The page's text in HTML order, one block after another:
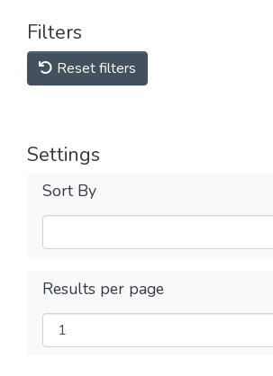
Filters
Reset filters
Settings
Sort By
Results per page